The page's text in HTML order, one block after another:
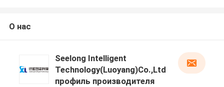
О нас
Seelong Intelligent
Technology(Luoyang)Co.,Ltd
профиль производителя